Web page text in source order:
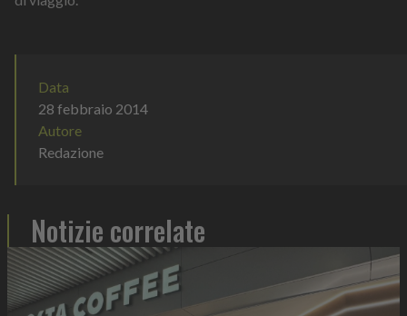
Data
28 febbraio 2014
Autore
Redazione
Notizie correlate